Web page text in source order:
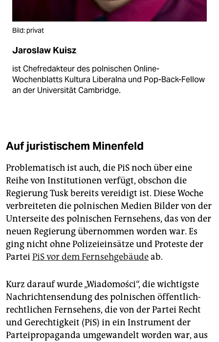
Bild: privat
Jaroslaw Kuisz
ist Chefredakteur des polnischen Online-
Wochenblatts Kultura Liberalna und Pop-Back-Fellow
an der Universität Cambridge.
Auf juristischem Minenfeld
Problematisch ist auch, die PiS noch über eine
Reihe von Institutionen verfügt, obschon die
Regierung Tusk bereits vereidigt ist. Diese Woche
verbreiteten die polnischen Medien Bilder von der
Unterseite des polnischen Fernsehens, das von der
neuen Regierung übernommen worden war. Es
ging nicht ohne Polizeieinsätze und Proteste der
ParteiPiS vor dem Fernsehgebäudeab.
Kurz darauf wurde „Wia­domości“, die wichtigste
Nachrichtensendung des polnischen öffentlich-
rechtlichen Fernsehens, die von der Partei Recht
und Gerechtigkeit (PiS) in ein Instrument der
Parteipropaganda umgewandelt worden war, aus